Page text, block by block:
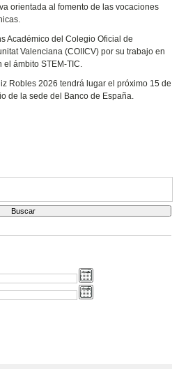
orientada al fomento de las vocaciones
Académico del Colegio Oficial de
Valenciana (COIICV) por su trabajo en
ámbito STEM-TIC.
Robles 2026 tendrá lugar el próximo 15 de
de la sede del Banco de España.